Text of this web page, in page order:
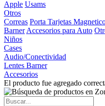
Apple Usams
Otros
Correas Porta Tarjetas
Barner Accesorios para Auto
Niños
Cases
Audio/Conectividad
Lentes Barner
Accesorios
El producto fue agregado